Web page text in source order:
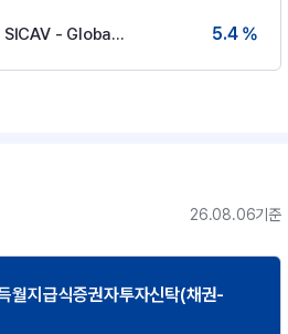
T. Rowe Price Funds SICAV - Global Aggre 5.4 %
26.08.06기준
월지급식증권자투자신탁(채권-